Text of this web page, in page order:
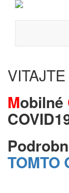
VITAJTE
Mobilné
TOMTO